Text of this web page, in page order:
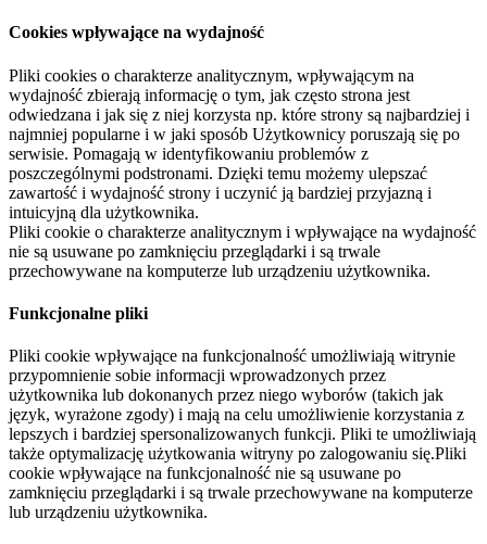
Cookies wpływające na wydajność
Pliki cookies o charakterze analitycznym, wpływającym na
wydajność zbierają informację o tym, jak często strona jest
odwiedzana i jak się z niej korzysta np. które strony są najbardziej i
najmniej popularne i w jaki sposób Użytkownicy poruszają się po
serwisie. Pomagają w identyfikowaniu problemów z
poszczególnymi podstronami. Dzięki temu możemy ulepszać
zawartość i wydajność strony i uczynić ją bardziej przyjazną i
intuicyjną dla użytkownika.
Pliki cookie o charakterze analitycznym i wpływające na wydajność
nie są usuwane po zamknięciu przeglądarki i są trwale
przechowywane na komputerze lub urządzeniu użytkownika.
Funkcjonalne pliki
Pliki cookie wpływające na funkcjonalność umożliwiają witrynie
przypomnienie sobie informacji wprowadzonych przez
użytkownika lub dokonanych przez niego wyborów (takich jak
język, wyrażone zgody) i mają na celu umożliwienie korzystania z
lepszych i bardziej spersonalizowanych funkcji. Pliki te umożliwiają
także optymalizację użytkowania witryny po zalogowaniu się.Pliki
cookie wpływające na funkcjonalność nie są usuwane po
zamknięciu przeglądarki i są trwale przechowywane na komputerze
lub urządzeniu użytkownika.